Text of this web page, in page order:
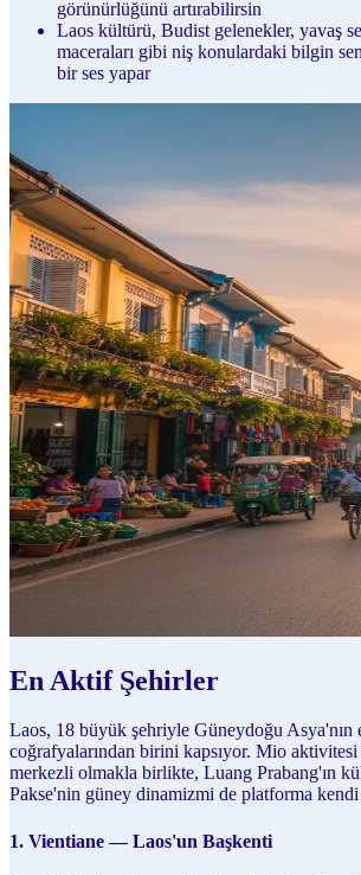
görünürlüğünü artırabilirsin
Laos kültürü, Budist gelenekler, yavaş
maceraları gibi niş konulardaki bilgin
bir ses yapar
En Aktif Şehirler
Laos, 18 büyük şehriyle Güneydoğu Asya'nın
coğrafyalarından birini kapsıyor. Mio
merkezli olmakla birlikte, Luang Prabang'ın
Pakse'nin güney dinamizmi de platforma
1. Vientiane — Laos'un Başkenti